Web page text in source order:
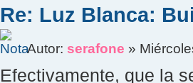
Re: Luz Blanca:
Autor: serafone »
Efectivamente, que la